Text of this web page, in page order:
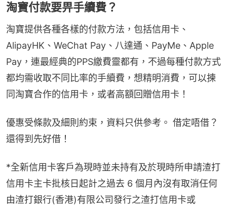
淘寶付款要畀手續費？
淘寶提供各種各樣的付款方法，包括信用卡、
AlipayHK、WeChat Pay、八達通、PayMe、Apple
Pay，連最經典的PPS繳費靈都有，不過每種付款方式
都均需收取不同比率的手續費，想精明消費，可以揀
同淘寶合作的信用卡，或者高額回贈信用卡！
優惠受條款及細則約束，資料只供參考。 借定唔借？
還得到先好借！
*全新信用卡客戶為現時並未持有及於現時所申請渣打
信用卡主卡批核日起計之過去 6 個月內沒有取消任何
由渣打銀行(香港)有限公司發行之渣打信用卡或